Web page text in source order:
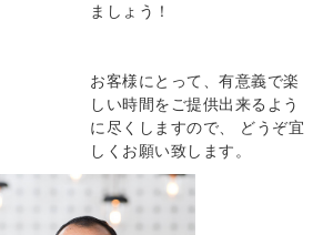
ましょう！
お客様にとって、有意義で楽
しい時間をご提供出来るよう
に尽くしますので、 どうぞ宜
しくお願い致します。